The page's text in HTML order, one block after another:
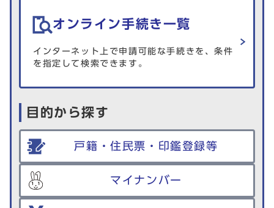
オンライン手続き一覧
インターネット上で申請可能な手続きを、条件
を指定して検索できます。
目的から探す
戸籍・住民票・印鑑登録等
マイナンバー